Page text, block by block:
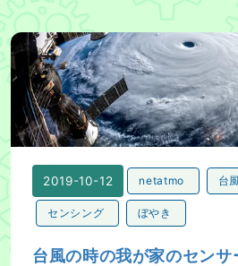
台風の時の我が家のセンサー
2019-10-12 netatmo 台
センシング ぼやき
台風の時の我が家のセン